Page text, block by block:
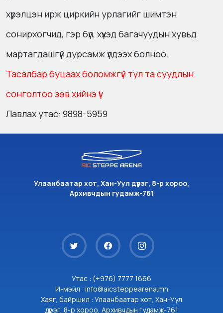
хүрэлцэн ирж циркийн урлагийг шимтэн
сонирхогчид, гэр бүл, хүүхэд багачуудын хувьд
мартагдашгүй дурсамж үлдээх болноо.
Тасалбар буцаах боломжгүй тул та суудлын
сонголтоо зөв хийнэ үү!
Лавлах утас: 9898-5959
Улаанбаатар хот, Хан-Уул дүүрэг, 8-р хороо,
Архивчдын гудамж-761
Утас : (+976) 7777 1666
И-мэйл : info@aicsteppearena.mn
Хаяг, байршил : Улаанбаатар хот, Хан-Уул
дүүрэг, 8-р хороо, Архивчдын гудамж-761